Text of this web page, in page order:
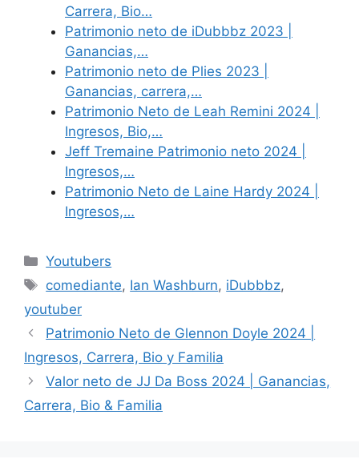
Carrera, Bio…
Patrimonio neto de iDubbbz 2023 |
Ganancias,…
Patrimonio neto de Plies 2023 |
Ganancias, carrera,…
Patrimonio Neto de Leah Remini 2024 |
Ingresos, Bio,…
Jeff Tremaine Patrimonio neto 2024 |
Ingresos,…
Patrimonio Neto de Laine Hardy 2024 |
Ingresos,…
Categories
Youtubers
Tags
comediante, Ian Washburn, iDubbbz,
youtuber
Patrimonio Neto de Glennon Doyle 2024 |
Ingresos, Carrera, Bio y Familia
Valor neto de JJ Da Boss 2024 | Ganancias,
Carrera, Bio & Familia